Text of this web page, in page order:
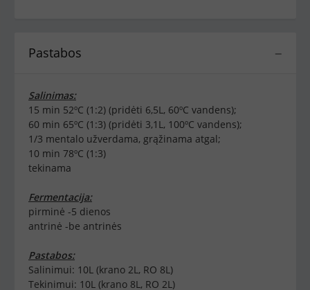
−
Pastabos
Salinimas:
15 min 52ºC (1:2) (pridėti 6,5L, 60ºC vandens);
60 min 65ºC (1:3) (pridėti 3,1L, 100ºC vandens);
1/3 mentalo užverdama, grąžinama atgal;
10 min 78ºC (1:3)
tekinama
Fermentacija:
pirminė -5 dienos
antrinė -be antrinės
Pastabos:
Salinimui: 10L (krano 2L, RO 8L)
Tekinimui: 10L (krano 8L, RO 2L)